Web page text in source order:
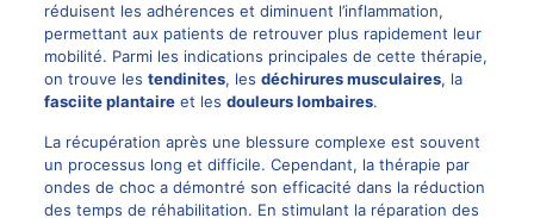
réduisent les adhérences et diminuent l’inflammation,
permettant aux patients de retrouver plus rapidement leur
mobilité. Parmi les indications principales de cette thérapie,
on trouve les tendinites, les déchirures musculaires, la
fasciite plantaireet les douleurs lombaires.
La récupération après une blessure complexe est souvent
un processus long et difficile. Cependant, la thérapie par
ondes de choc a démontré son efficacité dans la réduction
des temps de réhabilitation. En stimulant la réparation des